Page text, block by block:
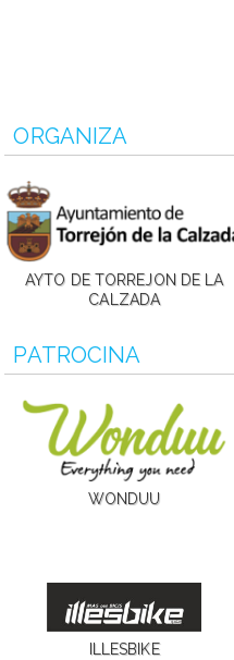
ORGANIZA
AYTO DE TORREJON DE LA
CALZADA
PATROCINA
WONDUU
ILLESBIKE